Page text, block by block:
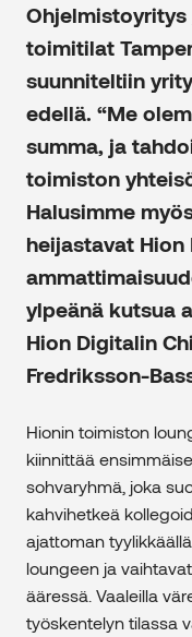
Ohjelmistoyritys
toimitilat
suunniteltiin
edellä. “Me
summa, ja
toimiston
Halusimme
heijastavat
ylpeänä kutsua
Hion Digitalin
Fredriksson-
Hionin toimiston
kiinnittää
sohvaryhmä, joka
kahvihetkeä
ajattoman
loungeen ja
ääressä. Vaaleilla
työskentelyn tilassa